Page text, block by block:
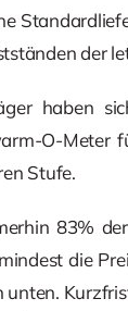
der
haben
O-Meter
Stufe.
83%
die
unten.